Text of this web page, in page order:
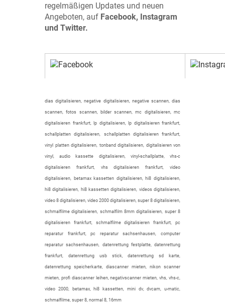
regelmäßigen Updates und neuen
Angeboten, auf Facebook, Instagram
und Twitter.
dias digitalisieren, negative digitalisieren, negative scannen, dias
scannen, fotos scannen, bilder scannen, mc digitalisieren, mc
digitalisieren frankfurt, lp digitalisieren, lp digitalisieren frankfurt,
schallplatten digitalisieren, schallplatten digitalisieren frankfurt,
vinyl platten digitalisieren, tonband digitalisieren, digitalisieren von
vinyl, audio kassette digitalisieren, vinyl-schallplatte, vhs-c
digitalisieren frankfurt, vhs digitalisieren frankfurt, video
digitalisieren, betamax kassetten digitalisieren, hi8 digitalisieren,
hi8 digitalisieren, hi8 kassetten digitalisieren, videos digitalisieren,
video 8 digitalisieren, video 2000 digitalisieren, super 8 digitalisieren,
schmalfilme digitalisieren, schmalfilm 8mm digitalisieren, super 8
digitalisieren frankfurt, schmalfilme digitalisieren frankfurt, pc
reparatur frankfurt, pc reparatur sachsenhausen, computer
reparatur sachsenhausen, datenrettung festplatte, datenrettung
frankfurt, datenrettung usb stick, datenrettung sd karte,
datenrettung speicherkarte, diascanner mieten, nikon scanner
mieten, profi diascanner leihen, negativscanner mieten, vhs, vhs-c,
video 2000, betamax, hi8 kassetten, mini dv, dvcam, u-matic,
schmalfilme, super 8, normal 8, 16mm